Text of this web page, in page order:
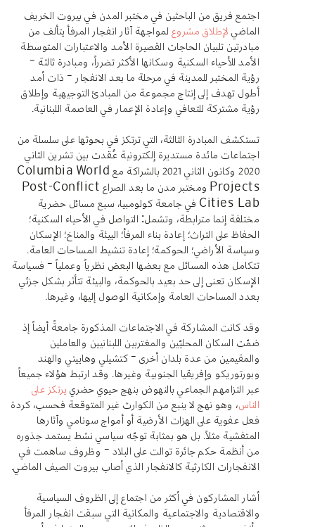
اجتمع فريق من الباحثين في مختبر المدن في بيروت الخريف
الماضي لإطلاق مشروع لمواجهة آثار انفجار المرفأ يتألف من
مبادرتين تلبيان الحاجات القصيرة الأمد والاعتبارات المتوسطة
الأمد للأحياء السكنية وسكانها الأكثر تضرراً، ومبادرة ثالثة –
رؤية المختبر للمدينة في مرحلة ما بعد الانفجار – ذات أمد
أطول تهدف إلى إنتاج مجموعة من المبادئ التوجيهية وإطلاق
رؤية مشتركة للتعافي وإعادة الإعمار في العاصمة اللبنانية.
تستكشف المبادرة الثالثة، التي ترتكز في بحوثها على سلسلة من
اجتماعات مائدة مستديرة إلكترونية عُقدت بين تشرين الثاني
2020 وكانون الثاني 2021 بالشراكة مع
Columbia World
Projects ومختبر مدن ما بعد الصراع Post-Conflict
Cities Lab في جامعة كولومبيا، سبع مسائل حضرية
مختلفة إنما مترابطة، وتشمل: التواصل في الأحياء السكنية؛
الحفاظ على التراث؛ إعادة بناء المرفأ؛ البيئة والمناخ؛ الإسكان
وسياسة الأراضي؛ الحوكمة؛ إعادة تنشيط المساحات العامة.
تتكامل هذه المسائل مع بعضها البعض نظرياً وعملياً – فسياسة
الإسكان تعنى إلى حد بعيد بالحوكمة، والبيئة تتأثر بشكل جزئي
بعدد المساحات العامة وإمكانية الوصول إليها، وغيرها.
وقد كانت المشاركة في الاجتماعات المذكورة جامعةً أيضاً إذ
ضمّت السكان المحليّين والمغتربين اللبنانيين والعاملين
والمقيمين من عدة بلدان أخرى – كتشيلي وهاييتي والهند
وبورتوريكو وإفريقيا الجنوبية وغيرها. وقد ارتبط هؤلاء جميعاً
عبر التزامهم الجماعي بالنهوض بنهج حيوي حضري يرتكز على
الناس، وهو نهج لا ينبع من الكوارث غير المتوقعة فحسب، كردة
فعل عفوية على الهزات الأرضية أو أمواج سونامي وآثارها
المتفشية مثلاً. بل هو بمثابة توجّه سياسي نشط يستمد جذوره
من أنظمة حكم جائرة توالت على البلاد – وظروف ساهمت في
الانفجارات الكارثية كالانفجار الذي أصاب بيروت الصيف الماضي.
أشار المشاركون في أكثر من اجتماع إلى الظروف السياسية
والاقتصادية والاجتماعية والمكانية التي سبقت انفجار المرفأ